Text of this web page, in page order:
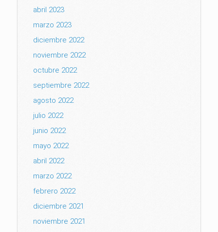
abril 2023
marzo 2023
diciembre 2022
noviembre 2022
octubre 2022
septiembre 2022
agosto 2022
julio 2022
junio 2022
mayo 2022
abril 2022
marzo 2022
febrero 2022
diciembre 2021
noviembre 2021